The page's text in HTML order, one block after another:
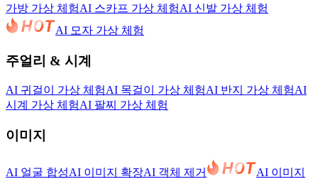
가방 가상 체험AI 스카프 가상 체험AI 신발 가상 체험
AI 모자 가상 체험
주얼리 & 시계
AI 귀걸이 가상 체험AI 목걸이 가상 체험AI 반지 가상 체험AI
시계 가상 체험AI 팔찌 가상 체험
이미지
AI 얼굴 합성AI 이미지 확장AI 객체 제거
AI 이미지